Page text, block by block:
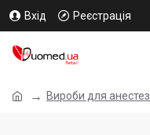
Вхід Реєстрація
Вироби для